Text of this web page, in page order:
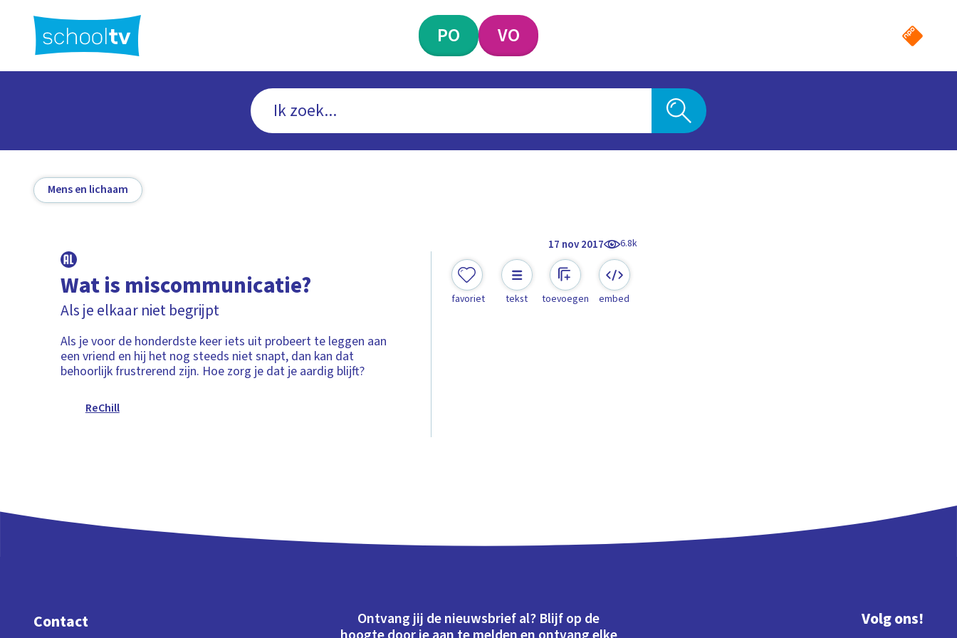
hoofdinhoud
PO VO
Mens en lichaam
17 nov 2017 6.8k
Wat is miscommunicatie?
Als je elkaar niet begrijpt
Als je voor de honderdste keer iets uit probeert te leggen aan
een vriend en hij het nog steeds niet snapt, dan kan dat
behoorlijk frustrerend zijn. Hoe zorg je dat je aardig blijft?
ReChill
favoriet tekst toevoegen embed
Contact
Ontvang jij de nieuwsbrief al? Blijf op de
Volg ons!